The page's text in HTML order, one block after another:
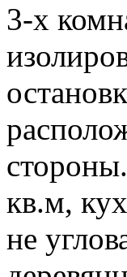
3-х
кв.м,
не